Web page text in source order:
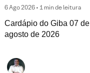
6 Ago 2026 • 1 min de leitura
Cardápio do Giba 07 de
agosto de 2026